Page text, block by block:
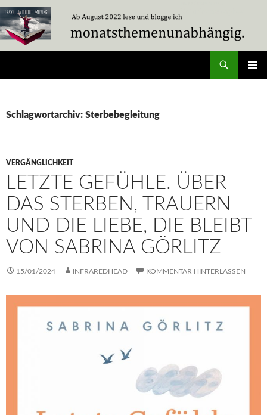
Zum
Inhalt
springen
Schlagwortarchiv: Sterbebegleitung
VERGÄNGLICHKEIT
LETZTE GEFÜHLE. ÜBER
DAS STERBEN, TRAUERN
UND DIE LIEBE, DIE BLEIBT
VON SABRINA GÖRLITZ
15/01/2024 INFRAREDHEAD KOMMENTAR HINTERLASSEN